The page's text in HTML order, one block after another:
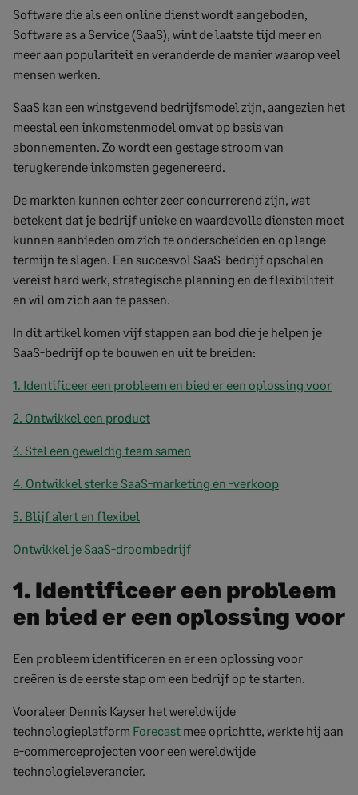
Software die als een online dienst wordt aangeboden,
Software as a Service (SaaS), wint de laatste tijd meer en
meer aan populariteit en veranderde de manier waarop veel
mensen werken.
SaaS kan een winstgevend bedrijfsmodel zijn, aangezien het
meestal een inkomstenmodel omvat op basis van
abonnementen. Zo wordt een gestage stroom van
terugkerende inkomsten gegenereerd.
De markten kunnen echter zeer concurrerend zijn, wat
betekent dat je bedrijf unieke en waardevolle diensten moet
kunnen aanbieden om zich te onderscheiden en op lange
termijn te slagen. Een succesvol SaaS-bedrijf opschalen
vereist hard werk, strategische planning en de flexibiliteit
en wil om zich aan te passen.
In dit artikel komen vijf stappen aan bod die je helpen je
SaaS-bedrijf op te bouwen en uit te breiden:
1. Identificeer een probleem en bied er een oplossing voor
2. Ontwikkel een product
3. Stel een geweldig team samen
4. Ontwikkel sterke SaaS-marketing en -verkoop
5. Blijf alert en flexibel
Ontwikkel je SaaS-droombedrijf
1. Identificeer een probleem
en bied er een oplossing voor
Een probleem identificeren en er een oplossing voor
creëren is de eerste stap om een bedrijf op te starten.
Vooraleer Dennis Kayser het wereldwijde
technologieplatform Forecast mee oprichtte, werkte hij aan
e-commerceprojecten voor een wereldwijde
technologieleverancier.